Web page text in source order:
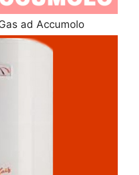
ad Accumolo